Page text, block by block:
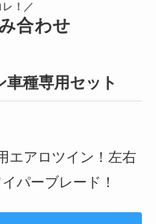
！／
合わせ
種専用セット
エアロツイン！左右
パーブレード！